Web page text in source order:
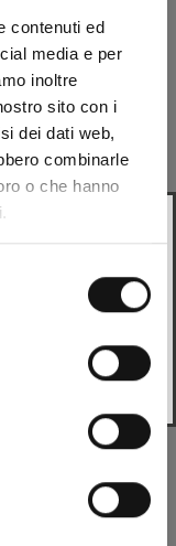
contenuti ed
media e per
inoltre
sito con i
dei dati web,
combinarle
o che hanno
reseña todavía
you. Change